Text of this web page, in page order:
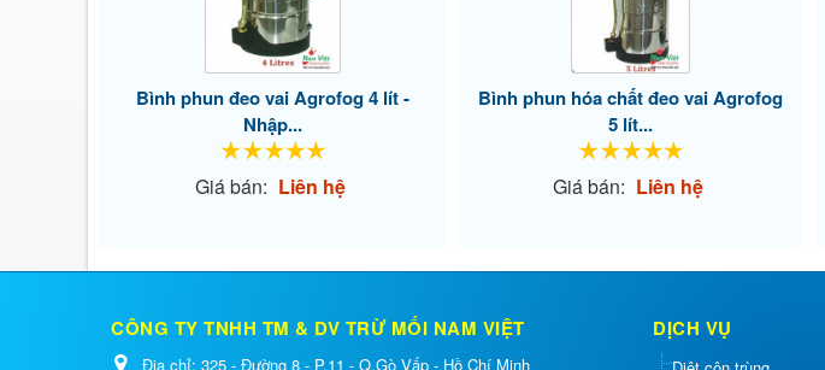
Bình phun đeo vai Agrofog 4 lít -
Nhập...
Giá bán: Liên hệ
Bình phun hóa chất đeo vai Agrofog
5 lít...
Giá bán: Liên hệ
CÔNG TY TNHH TM & DV TRỪ MỐI NAM VIỆT
Địa chỉ: 325 - Đường 8 - P.11 - Q.Gò Vấp - Hồ Chí Minh
DỊCH VỤ